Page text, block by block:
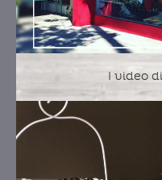
Ingredienti:latte
d'uovo, lievito di
di limone (zeste di
I video